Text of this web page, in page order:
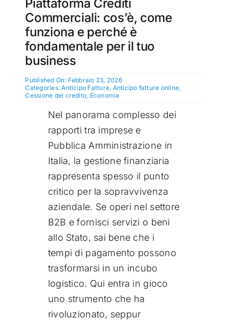
Piattaforma Crediti
Commerciali: cos’è, come
funziona e perché è
fondamentale per il tuo
business
Published On: Febbraio 23, 2026
Categories:Anticipo Fatture Anticipo fatture online
Cessione del credito Economia
Nel panorama complesso dei
rapporti tra imprese e
Pubblica Amministrazione in
Italia, la gestione finanziaria
rappresenta spesso il punto
critico per la sopravvivenza
aziendale. Se operi nel settore
B2B e fornisci servizi o beni
allo Stato, sai bene che i
tempi di pagamento possono
trasformarsi in un incubo
logistico. Qui entra in gioco
uno strumento che ha
rivoluzionato, seppur